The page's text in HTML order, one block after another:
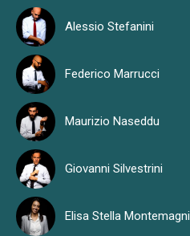
Alessio Stefanini
Federico Marrucci
Maurizio Naseddu
Giovanni Silvestrini
Elisa Stella Montemagni